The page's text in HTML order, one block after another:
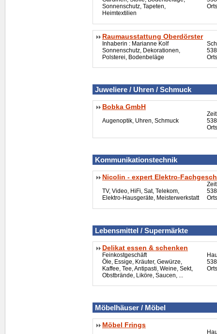
Sonnenschutz, Tapeten,
Heimtextilien
Raumausstattung Oberdörster
Inhaberin : Marianne Kolf
Sonnenschutz, Dekorationen,
Polsterei, Bodenbeläge
Juweliere / Uhren / Schmuck
Bobka GmbH
Augenoptik, Uhren, Schmuck
Kommunikationstechnik
Nicolin - expert Elektro-
TV, Video, HiFi, Sat, Telekom,
Elektro-Hausgeräte, Meisterwerkstatt
Lebensmittel / Supermärkte
Delikat essen & schenken
Feinkostgeschäft
Öle, Essige, Kräuter, Gewürze,
Kaffee, Tee, Antipasti, Weine, Sekt,
Obstbrände, Liköre, Saucen, ...
Möbelhäuser / Möbel
Möbel Frings